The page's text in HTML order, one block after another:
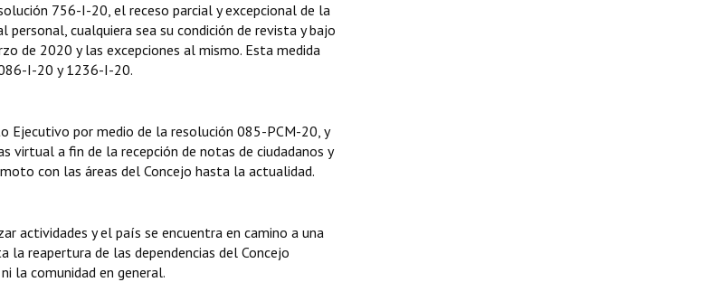
756-I-20, el receso parcial y excepcional de la
personal, cualquiera sea su condición de revista y bajo
de 2020 y las excepciones al mismo. Esta medida
I-20 y 1236-I-20.
por medio de la resolución 085-PCM-20, y
virtual a fin de la recepción de notas de ciudadanos y
con las áreas del Concejo hasta la actualidad.
actividades y el país se encuentra en camino a una
la reapertura de las dependencias del Concejo
la comunidad en general.